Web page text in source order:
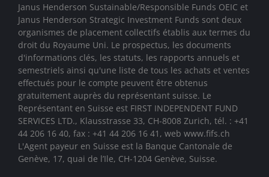
Janus Henderson Sustainable/Responsible Funds OEIC et
Janus Henderson Strategic Investment Funds sont deux
organismes de placement collectifs établis aux termes du
droit du Royaume Uni. Le prospectus, les documents
d'informations clés, les statuts, les rapports annuels et
semestriels ainsi qu'une liste de tous les achats et ventes
effectués pour le compte peuvent être obtenus
gratuitement auprès du représentant suisse. Le
Représentant en Suisse est FIRST INDEPENDENT FUND
SERVICES LTD., Klausstrasse 33, CH-8008 Zurich, tél. : +41
44 206 16 40, fax : +41 44 206 16 41, web www.fifs.ch
L'Agent payeur en Suisse est la Banque Cantonale de
Genève, 17, quai de l’Ile, CH-1204 Genève, Suisse.